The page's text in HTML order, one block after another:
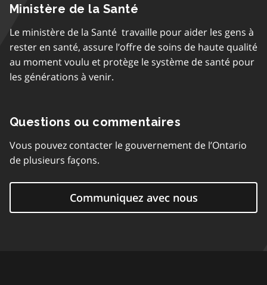
Ministère de la Santé
Le ministère de la Santé travaille pour aider les gens à
rester en santé, assure l’offre de soins de haute qualité
au moment voulu et protège le système de santé pour
les générations à venir.
Questions ou commentaires
Vous pouvez contacter le gouvernement de l’Ontario
de plusieurs façons.
Communiquez avec nous